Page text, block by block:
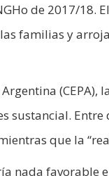
de 2017/18.
familias y
(CEPA),
sustancial.
que la
nada favorable